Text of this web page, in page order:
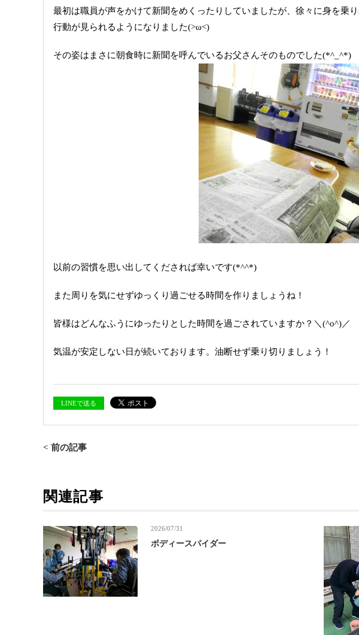
最初は職員が声をかけて新聞をめくったりしていましたが、徐々に身を乗
行動が見られるようになりました(>ω<)
その姿はまさに朝食時に新聞を呼んでいるお父さんそのものでした(*^_^*)
以前の習慣を思い出してくだされば幸いです(*^^*)
また周りを気にせずゆっくり過ごせる時間を作りましょうね！
皆様はどんなふうにゆったりとした時間を過ごされていますか？＼(^o^)／
気温が安定しない日が続いております。油断せず乗り切りましょう！
LINEで送る
< 前の記事
関連記事
2026/07/31
ボディースパイダー